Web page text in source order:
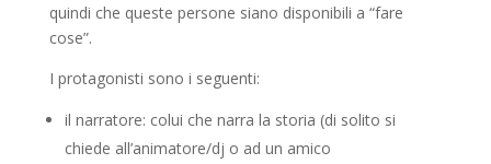
quindi che queste persone siano disponibili a “fare
cose”.
I protagonisti sono i seguenti:
il narratore: colui che narra la storia (di solito si
chiede all’animatore/dj o ad un amico